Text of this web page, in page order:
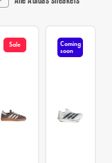
Sale
Coming
soon